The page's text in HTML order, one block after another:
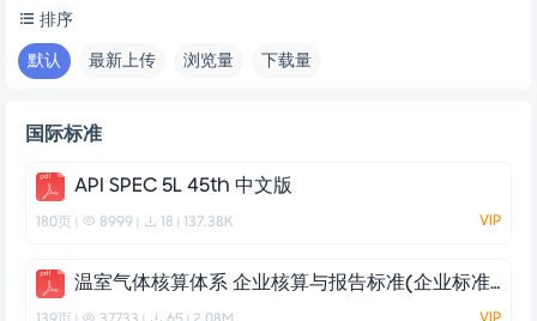
排序
默认 最新上传 浏览量 下载量
国际标准
API SPEC 5L 45th 中文版
180页 8999 18 137.38K VIP
温室气体核算体系 企业核算与报告标准(企业标准）